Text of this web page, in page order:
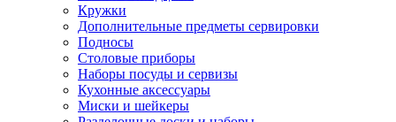
Кружки
Дополнительные предметы сервировки
Подносы
Столовые приборы
Наборы посуды и сервизы
Кухонные аксессуары
Миски и шейкеры